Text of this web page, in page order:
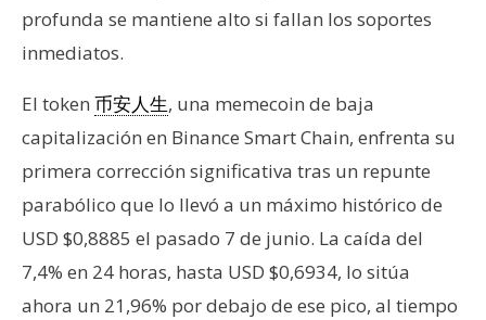
s
C
o
n
a
c
t
o
profunda se mantiene alto si fallan los soportes
inmediatos.
El token 币安人生, una memecoin de baja
capitalización en Binance Smart Chain, enfrenta su
primera corrección significativa tras un repunte
parabólico que lo llevó a un máximo histórico de
USD $0,8885 el pasado 7 de junio. La caída del
7,4% en 24 horas, hasta USD $0,6934, lo sitúa
ahora un 21,96% por debajo de ese pico, al tiempo